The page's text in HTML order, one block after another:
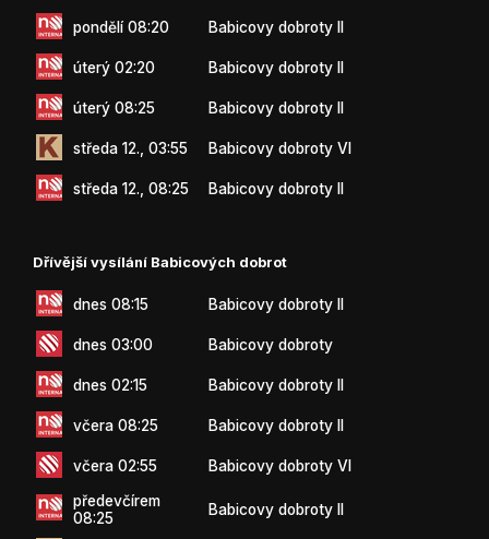
pondělí 08:20 Babicovy dobroty II
úterý 02:20 Babicovy dobroty II
úterý 08:25 Babicovy dobroty II
středa 12., 03:55 Babicovy dobroty VI
středa 12., 08:25 Babicovy dobroty II
Dřívější vysílání Babicových dobrot
dnes 08:15 Babicovy dobroty II
dnes 03:00 Babicovy dobroty
dnes 02:15 Babicovy dobroty II
včera 08:25 Babicovy dobroty II
včera 02:55
Babicovy dobroty VI
předevčírem
08:25
Babicovy dobroty II